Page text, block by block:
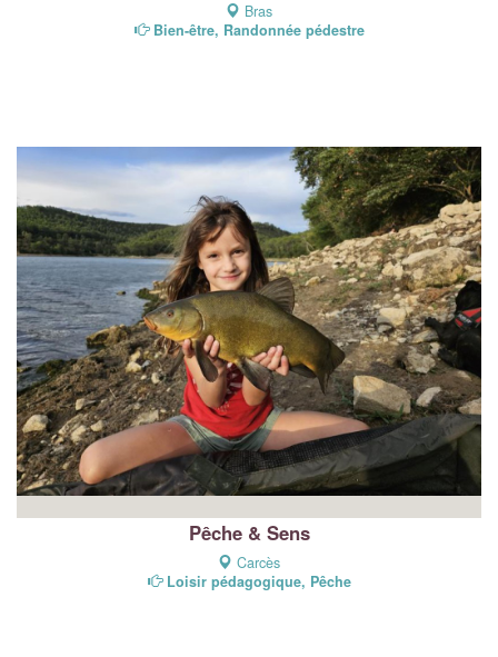
Bras
Bien-être, Randonnée pédestre
Pêche & Sens
Carcès
Loisir pédagogique, Pêche